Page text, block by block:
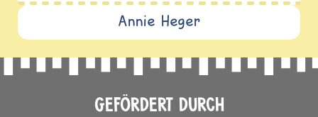
Annie Heger
GEFÖRDERT DURCH